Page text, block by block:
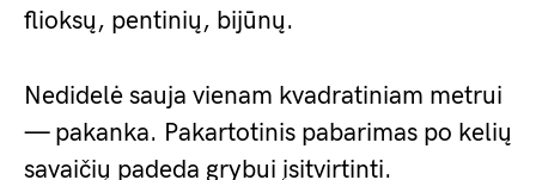
flioksų, pentinių, bijūnų.
Nedidelė sauja vienam kvadratiniam metrui
— pakanka. Pakartotinis pabarimas po kelių
savaičių padeda grybui įsitvirtinti.